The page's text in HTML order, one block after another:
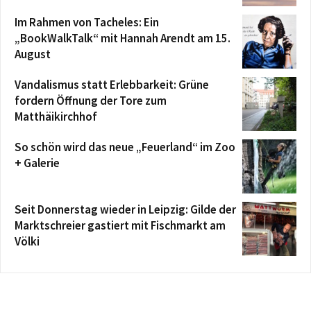
Im Rahmen von Tacheles: Ein
„BookWalkTalk“ mit Hannah Arendt am 15.
August
Vandalismus statt Erlebbarkeit: Grüne
fordern Öffnung der Tore zum
Matthäikirchhof
So schön wird das neue „Feuerland“ im Zoo
+ Galerie
Seit Donnerstag wieder in Leipzig: Gilde der
Marktschreier gastiert mit Fischmarkt am
Völki